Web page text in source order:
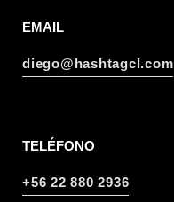
EMAIL
diego@hashtagcl.com
TELÉFONO
+56 22 880 2936